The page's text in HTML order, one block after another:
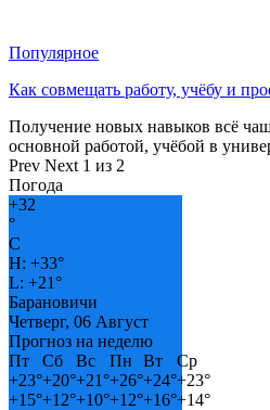
Популярное
Как совмещать работу, учёбу и
Получение новых навыков всё
основной работой, учёбой в
Prev Next 1 из 2
Погода
+32
°
C
H: +33°
L: +21°
Барановичи
Четверг, 06 Август
Прогноз на неделю
Пт
Сб Вс Пн Вт
Ср
+23°+20°+21°+26°+24°+23°
+15°+12°+10°+12°+16°+14°